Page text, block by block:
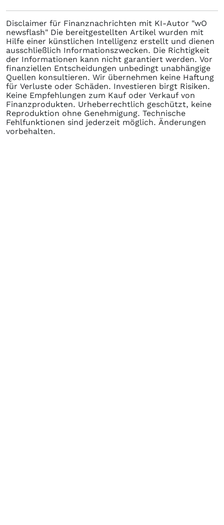
Disclaimer für Finanznachrichten mit KI-Autor "wO
newsflash" Die bereitgestellten Artikel wurden mit
Hilfe einer künstlichen Intelligenz erstellt und dienen
ausschließlich Informationszwecken. Die Richtigkeit
der Informationen kann nicht garantiert werden. Vor
finanziellen Entscheidungen unbedingt unabhängige
Quellen konsultieren. Wir übernehmen keine Haftung
für Verluste oder Schäden. Investieren birgt Risiken.
Keine Empfehlungen zum Kauf oder Verkauf von
Finanzprodukten. Urheberrechtlich geschützt, keine
Reproduktion ohne Genehmigung. Technische
Fehlfunktionen sind jederzeit möglich. Änderungen
vorbehalten.